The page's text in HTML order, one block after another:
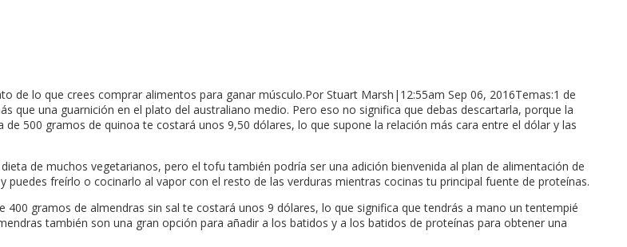
de lo que crees comprar alimentos para ganar músculo.Por Stuart Marsh|12:55am Sep 06, 2016Temas:1 de
que una guarnición en el plato del australiano medio. Pero eso no significa que debas descartarla, porque la
500 gramos de quinoa te costará unos 9,50 dólares, lo que supone la relación más cara entre el dólar y las
de muchos vegetarianos, pero el tofu también podría ser una adición bienvenida al plan de alimentación de
freírlo o cocinarlo al vapor con el resto de las verduras mientras cocinas tu principal fuente de proteínas.
gramos de almendras sin sal te costará unos 9 dólares, lo que significa que tendrás a mano un tentempié
también son una gran opción para añadir a los batidos y a los batidos de proteínas para obtener una